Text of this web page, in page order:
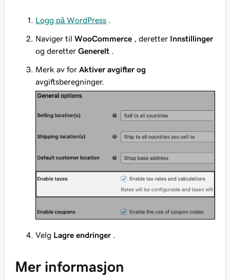
Logg på WordPress
Naviger til WooCommerce , deretter Innstillinger
og deretter Generelt
Merk av for Aktiver avgifter og
avgiftsberegninger.
Velg Lagre endringer
Mer informasjon